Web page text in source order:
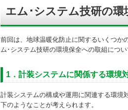
エム･システム技研の環
前回は、地球温暖化防止に関するいくつか
ム･システム技研の環境保全への取組につい
1．計装システムに関係する環境
計装システムの構成や運用に関連する環境
下のようなことが考えられます。